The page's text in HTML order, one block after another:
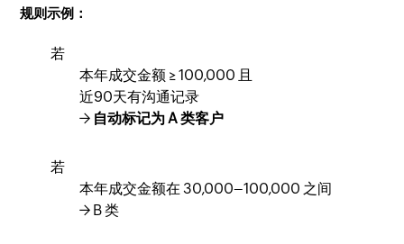
规则示例：
若
本年成交金额 ≥ 100,000 且
近90天有沟通记录
→ 自动标记为 A 类客户
若
本年成交金额在 30,000–100,000 之间
→ B 类